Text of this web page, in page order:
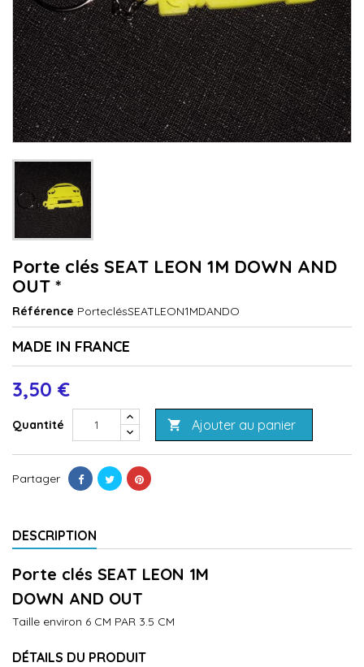
Porte clés SEAT LEON 1M DOWN AND
OUT *
Référence PorteclésSEATLEON1MDANDO
MADE IN FRANCE
3,50 €
Quantité  Ajouter au panier
Partager
DESCRIPTION
Porte clés SEAT LEON 1M
DOWN AND OUT
Taille environ 6 CM PAR 3.5 CM
DÉTAILS DU PRODUIT